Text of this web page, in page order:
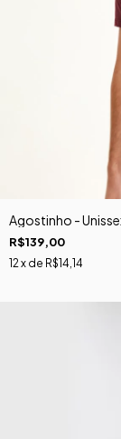
Agostinho -
R$139,00
12 x de R$14,14